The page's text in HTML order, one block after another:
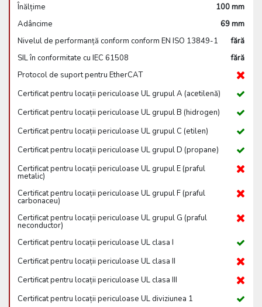
Înălțime
100 mm
Adâncime
69 mm
Nivelul de performanță conform conform EN ISO 13849-1
fără
SIL în conformitate cu IEC 61508
fără
Protocol de suport pentru EtherCAT
Certificat pentru locații periculoase UL grupul A (acetilenă)
Certificat pentru locații periculoase UL grupul B (hidrogen)
Certificat pentru locații periculoase UL grupul C (etilen)
Certificat pentru locații periculoase UL grupul D (propane)
Certificat pentru locații periculoase UL grupul E (praful
metalic)
Certificat pentru locații periculoase UL grupul F (praful
carbonaceu)
Certificat pentru locații periculoase UL grupul G (praful
neconductor)
Certificat pentru locații periculoase UL clasa I
Certificat pentru locații periculoase UL clasa II
Certificat pentru locații periculoase UL clasa III
Certificat pentru locații periculoase UL diviziunea 1